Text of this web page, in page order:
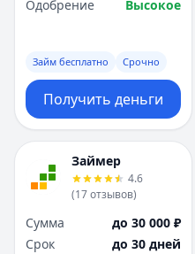
Одобрение
Высокое
Займ бесплатно Срочно
Получить деньги
Займер
4.6
(17отзывов)
Сумма
до 30 000 ₽
Срок
до 30 дней